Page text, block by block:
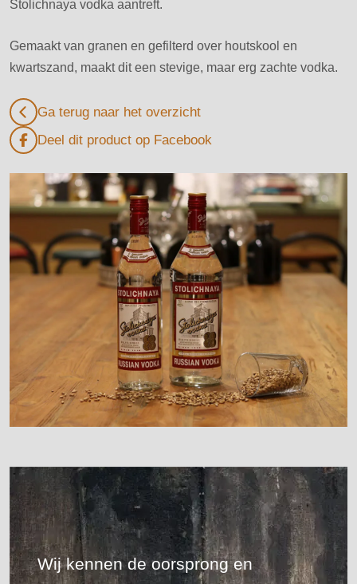
Stolichnaya vodka aantreft.
Gemaakt van granen en gefilterd over houtskool en
kwartszand, maakt dit een stevige, maar erg zachte vodka.
Ga terug naar het overzicht
Deel dit product op Facebook
Wij kennen de oorsprong en